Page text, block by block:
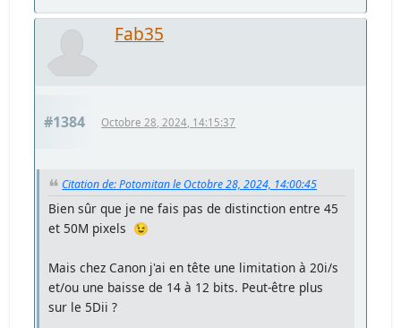
Fab35
#1384 Octobre 28, 2024, 14:15:37
Citation de: Potomitan le Octobre 28, 2024, 14:00:45
Bien sûr que je ne fais pas de distinction entre 45
et 50M pixels 😉
Mais chez Canon j'ai en tête une limitation à 20i/s
et/ou une baisse de 14 à 12 bits. Peut-être plus
sur le 5Dii ?